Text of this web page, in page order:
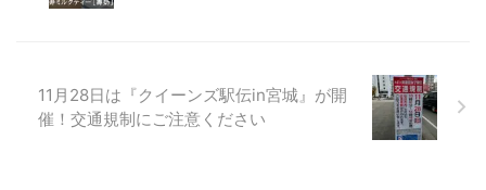
11月28日は『クイーンズ駅伝in宮城』が開
催！交通規制にご注意ください